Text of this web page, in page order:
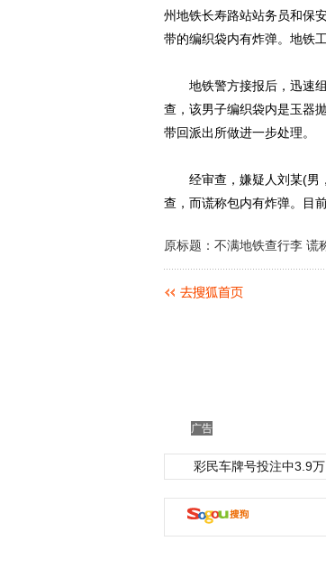
州地铁长寿路站站务员和保
带的编织袋内有炸弹。地铁
地铁警方接报后，迅速组
查，该男子编织袋内是玉器
带回派出所做进一步处理。
经审查，嫌疑人刘某(男，
查，而谎称包内有炸弹。目
原标题：不满地铁查行李 谎
广告
彩民车牌号投注中3.9万